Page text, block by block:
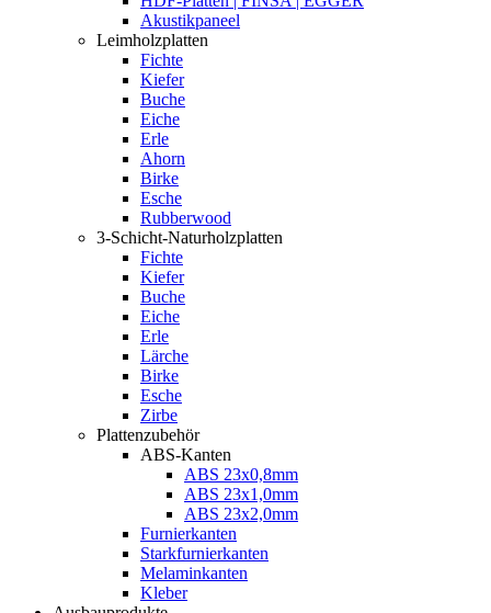
Akustikpaneel
Leimholzplatten
Fichte
Kiefer
Buche
Eiche
Erle
Ahorn
Birke
Esche
Rubberwood
3-Schicht-Naturholzplatten
Fichte
Kiefer
Buche
Eiche
Erle
Lärche
Birke
Esche
Zirbe
Plattenzubehör
ABS-Kanten
ABS 23x0,8mm
ABS 23x1,0mm
ABS 23x2,0mm
Furnierkanten
Starkfurnierkanten
Melaminkanten
Kleber